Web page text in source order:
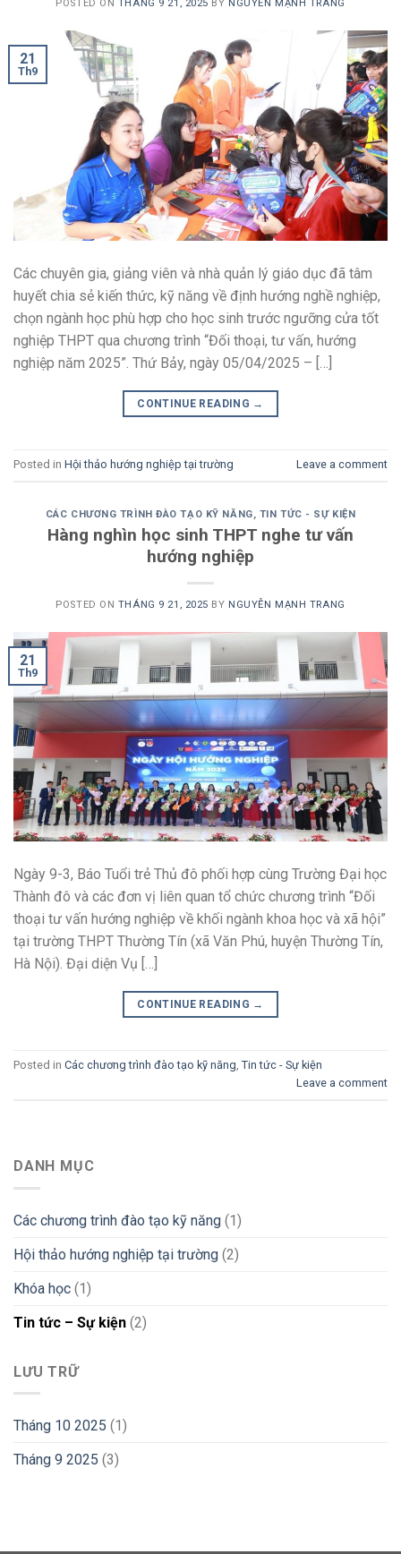
POSTED ON THÁNG 9 21, 2025 BY NGUYỄN MẠNH TRANG
21
Th9
Các chuyên gia, giảng viên và nhà quản lý giáo dục đã tâm
huyết chia sẻ kiến thức, kỹ năng về định hướng nghề nghiệp,
chọn ngành học phù hợp cho học sinh trước ngưỡng cửa tốt
nghiệp THPT qua chương trình “Đối thoại, tư vấn, hướng
nghiệp năm 2025”. Thứ Bảy, ngày 05/04/2025 – […]
CONTINUE READING →
Posted in Hội thảo hướng nghiệp tại trường Leave a comment
CÁC CHƯƠNG TRÌNH ĐÀO TẠO KỸ NĂNG, TIN TỨC - SỰ KIỆN
Hàng nghìn học sinh THPT nghe tư vấn
hướng nghiệp
POSTED ON THÁNG 9 21, 2025 BY NGUYỄN MẠNH TRANG
21
Th9
Ngày 9-3, Báo Tuổi trẻ Thủ đô phối hợp cùng Trường Đại học
Thành đô và các đơn vị liên quan tổ chức chương trình “Đối
thoại tư vấn hướng nghiệp về khối ngành khoa học và xã hội”
tại trường THPT Thường Tín (xã Văn Phú, huyện Thường Tín,
Hà Nội). Đại diện Vụ […]
CONTINUE READING →
Posted in Các chương trình đào tạo kỹ năng, Tin tức - Sự kiện
Leave a comment
DANH MỤC
Các chương trình đào tạo kỹ năng (1)
Hội thảo hướng nghiệp tại trường (2)
Khóa học (1)
Tin tức – Sự kiện (2)
LƯU TRỮ
Tháng 10 2025 (1)
Tháng 9 2025 (3)